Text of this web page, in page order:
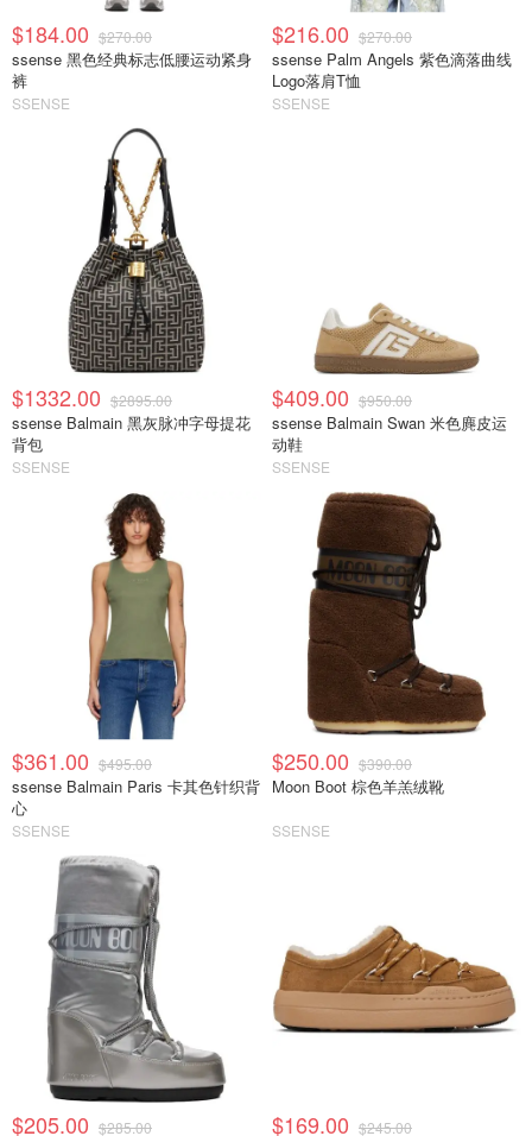
$184.00 $270.00
ssense 黑色经典标志低腰运动紧身
裤
SSENSE
$216.00 $270.00
ssense Palm Angels 紫色滴落曲线
Logo落肩T恤
SSENSE
$1332.00 $2895.00
ssense Balmain 黑灰脉冲字母提花
背包
SSENSE
$409.00 $950.00
ssense Balmain Swan 米色麂皮运
动鞋
SSENSE
$361.00 $495.00
ssense Balmain Paris 卡其色针织背
心
SSENSE
$250.00 $390.00
Moon Boot 棕色羊羔绒靴
SSENSE
$205.00 $285.00 $169.00 $245.00